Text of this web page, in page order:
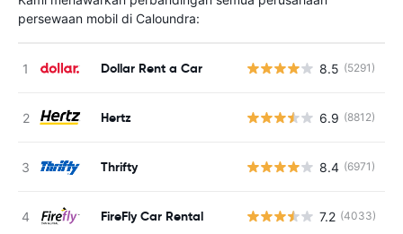
persewaan mobil di Caloundra:
Dollar Rent a Car 8.5 (5291)
Hertz 6.9 (8812)
Thrifty 8.4 (6971)
FireFly Car Rental 7.2 (4033)